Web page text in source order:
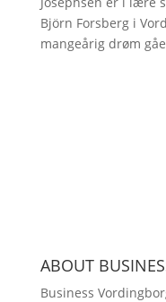
Björn Forsberg i
mangeårig drøm
ABOUT
Business